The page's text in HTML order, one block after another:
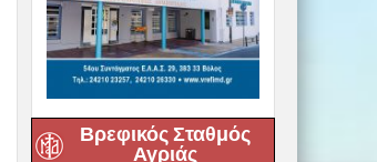
Βρεφικός Σταθμός
Αγριάς